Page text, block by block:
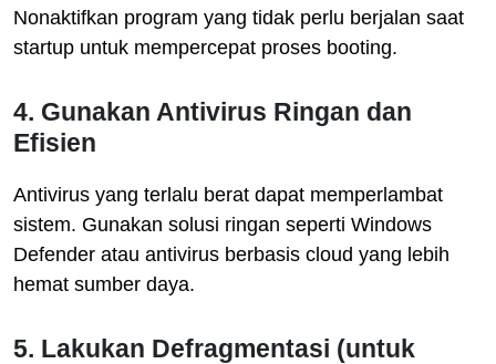
Nonaktifkan program yang tidak perlu berjalan saat
startup untuk mempercepat proses booting.
4. Gunakan Antivirus Ringan dan
Efisien
Antivirus yang terlalu berat dapat memperlambat
sistem. Gunakan solusi ringan seperti Windows
Defender atau antivirus berbasis cloud yang lebih
hemat sumber daya.
5. Lakukan Defragmentasi (untuk